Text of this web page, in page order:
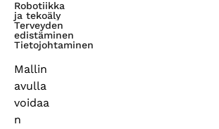
Robotiikka
ja tekoäly
Terveyden
edistäminen
Tietojohtaminen
Mallin
avulla
voidaa
n